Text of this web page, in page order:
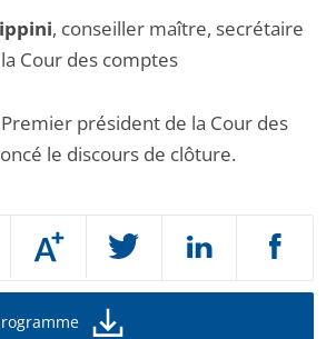
Augmenter
ou
la
de
, conseiller maître, secrétaire
Cour des comptes
président de la Cour des
le discours de clôture.